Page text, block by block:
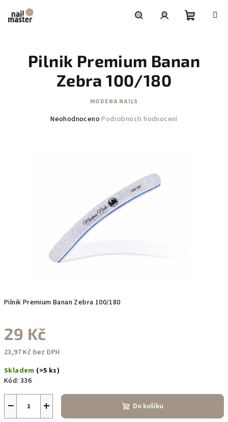
obsah
košík
Pilnik Premium Banan Zebra 100/180
29 Kč
23,97 Kč bez DPH
cena:
Skladem (>5 ks)
Kód: 336
+
− Do košíku
Pilnik Premium Banan
Zebra 100/180
MODENA NAILS
Průměrné
Neohodnoceno Podrobnosti hodnocení